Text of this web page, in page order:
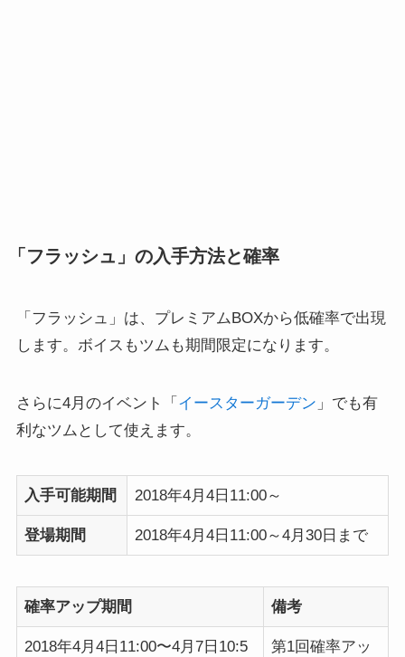
「フラッシュ」の入手方法と確率
「フラッシュ」は、プレミアムBOXから低確率で出現
します。ボイスもツムも期間限定になります。
さらに4月のイベント「 イースターガーデン 」でも有
利なツムとして使えます。
入手可能期間 2018年4月4日11:00～
登場期間 2018年4月4日11:00～4月30日まで
確率アップ期間 備考
2018年4月4日11:00〜4月7日10:5
第1回確率アッ